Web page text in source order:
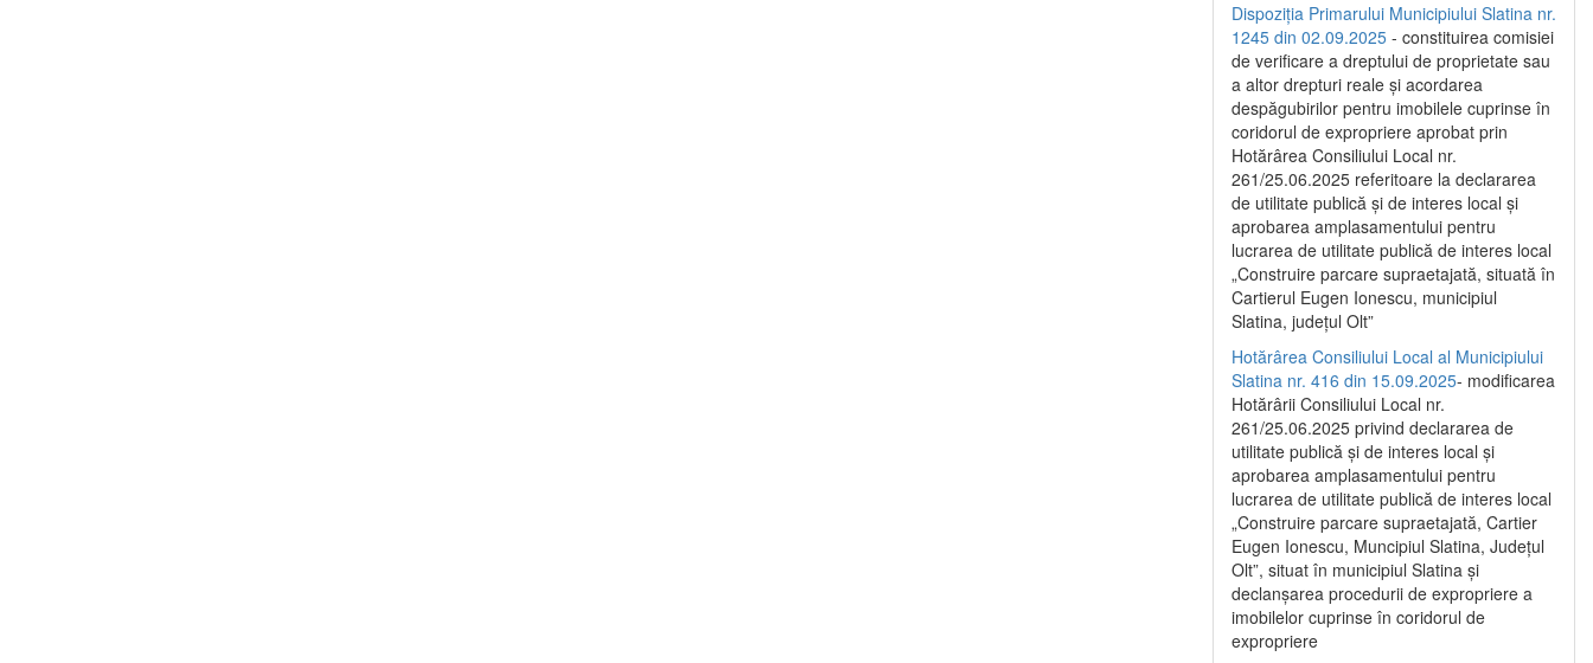
Dispoziția Primarului Municipiului Slatina nr.
1245 din 02.09.2025 - constituirea comisiei
de verificare a dreptului de proprietate sau
a altor drepturi reale și acordarea
despăgubirilor pentru imobilele cuprinse în
coridorul de expropriere aprobat prin
Hotărârea Consiliului Local nr.
261/25.06.2025 referitoare la declararea
de utilitate publică și de interes local și
aprobarea amplasamentului pentru
lucrarea de utilitate publică de interes local
„Construire parcare supraetajată, situată în
Cartierul Eugen Ionescu, municipiul
Slatina, județul Olt”
Hotărârea Consiliului Local al Municipiului
Slatina nr. 416 din 15.09.2025- modificarea
Hotărârii Consiliului Local nr.
261/25.06.2025 privind declararea de
utilitate publică și de interes local și
aprobarea amplasamentului pentru
lucrarea de utilitate publică de interes local
„Construire parcare supraetajată, Cartier
Eugen Ionescu, Muncipiul Slatina, Județul
Olt”, situat în municipiul Slatina și
declanșarea procedurii de expropriere a
imobilelor cuprinse în coridorul de
expropriere